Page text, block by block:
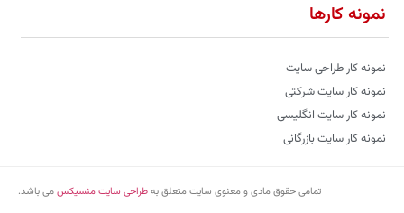
نمونه کارها
نمونه کار طراحی سایت
نمونه کار سایت شرکتی
نمونه کار سایت انگلیسی
نمونه کار سایت بازرگانی
تمامی حقوق مادی و معنوی سایت متعلق بهطراحی سایت منسیکسمی باشد.